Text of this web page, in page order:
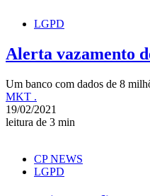
LGPD
Alerta vazamento
Um banco com dados de 8
MKT .
19/02/2021
leitura de 3 min
CP NEWS
LGPD